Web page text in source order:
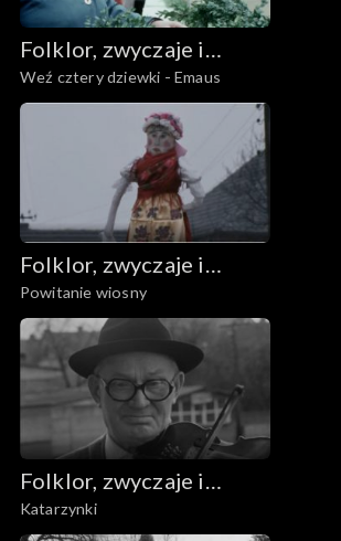
Folklor, zwyczaje i
sztuka ludowa
Weź cztery dziewki - Emaus
Folklor, zwyczaje i
sztuka ludowa
Powitanie wiosny
Folklor, zwyczaje i
sztuka ludowa
Katarzynki